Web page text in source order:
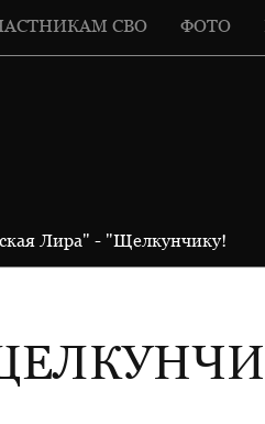
СВО ФОТО
Лира" - "Щелкунчику!